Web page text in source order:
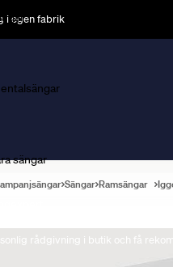
i egen fabrik
sängar
rådgivning i butik och få
Sängar Ramsängar